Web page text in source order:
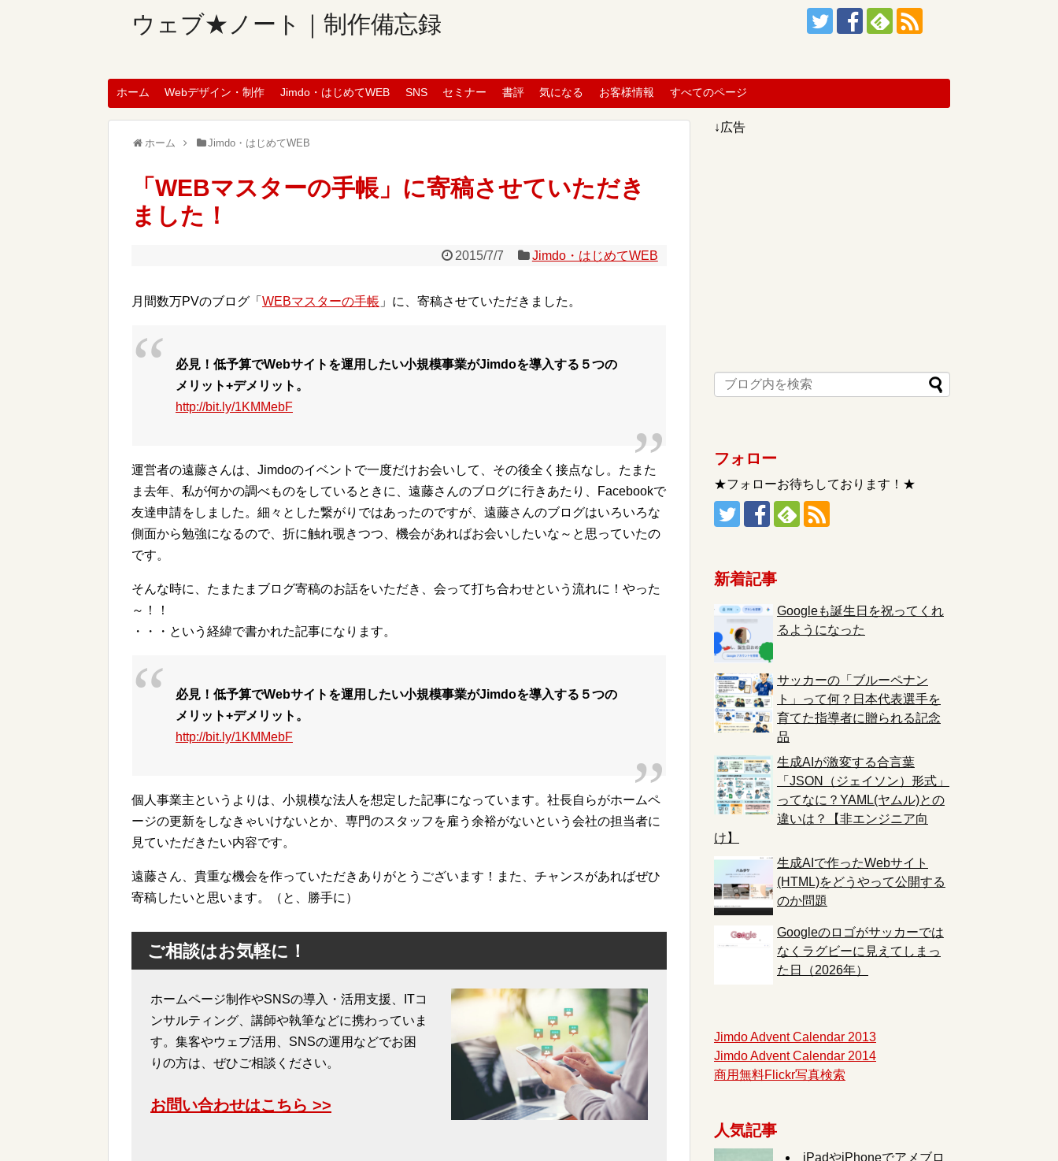
ウェブ★ノート｜制作備忘録
ホーム Webデザイン・制作 Jimdo・はじめてWEB SNS セミナー 書評 気になる お客様情報 すべてのページ
ホーム Jimdo・はじめてWEB
「WEBマスターの手帳」に寄稿させていただき
ました！
2015/7/7 Jimdo・はじめてWEB
月間数万PVのブログ「 WEBマスターの手帳 」に、寄稿させていただきました。
必見！低予算でWebサイトを運用したい小規模事業がJimdoを導入する５つの
メリット+デメリット。
http://bit.ly/1KMMebF
運営者の遠藤さんは、Jimdoのイベントで一度だけお会いして、その後全く接点なし。たまた
ま去年、私が何かの調べものをしているときに、遠藤さんのブログに行きあたり、Facebookで
友達申請をしました。細々とした繋がりではあったのですが、遠藤さんのブログはいろいろな
側面から勉強になるので、折に触れ覗きつつ、機会があればお会いしたいな～と思っていたの
です。
そんな時に、たまたまブログ寄稿のお話をいただき、会って打ち合わせという流れに！やった
～！！
・・・という経緯で書かれた記事になります。
必見！低予算でWebサイトを運用したい小規模事業がJimdoを導入する５つの
メリット+デメリット。
http://bit.ly/1KMMebF
個人事業主というよりは、小規模な法人を想定した記事になっています。社長自らがホームペ
ージの更新をしなきゃいけないとか、専門のスタッフを雇う余裕がないという会社の担当者に
見ていただきたい内容です。
遠藤さん、貴重な機会を作っていただきありがとうございます！また、チャンスがあればぜひ
寄稿したいと思います。（と、勝手に）
ご相談はお気軽に！
ホームページ制作やSNSの導入・活用支援、ITコ
ンサルティング、講師や執筆などに携わっていま
す。集客やウェブ活用、SNSの運用などでお困
りの方は、ぜひご相談ください。
お問い合わせはこちら >>
↓広告
フォロー
★フォローお待ちしております！★
新着記事
Googleも誕生日を祝ってくれ
るようになった
サッカーの「ブルーペナン
ト」って何？日本代表選手を
育てた指導者に贈られる記念
品
生成AIが激変する合言葉
「JSON（ジェイソン）形式」
ってなに？YAML(ヤムル)との
違いは？【非エンジニア向
け】
生成AIで作ったWebサイト
(HTML)をどうやって公開する
のか問題
Googleのロゴがサッカーでは
なくラグビーに見えてしまっ
た日（2026年）
Jimdo Advent Calendar 2013
Jimdo Advent Calendar 2014
商用無料Flickr写真検索
人気記事
iPadやiPhoneでアメブロ